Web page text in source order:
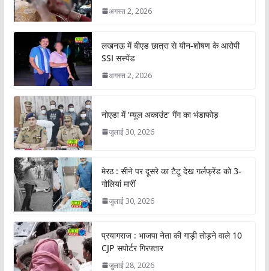
अगस्त 2, 2026
लखनऊ में बीएड छात्रा से यौन-शोषण के आरोपी
SSI सस्पेंड
अगस्त 2, 2026
नोएडा में ‘म्यूल अकाउंट’ गैंग का भंडाफोड़
जुलाई 30, 2026
मेरठ : सीने पर दूसरे का टैटू देख गर्लफ्रेंड को 3-
गोलियां मारीं
जुलाई 30, 2026
प्रयागराज : भाजपा नेता की गाड़ी तोड़ने वाले 10
CJP सपोर्टर गिरफ्तार
जुलाई 28, 2026